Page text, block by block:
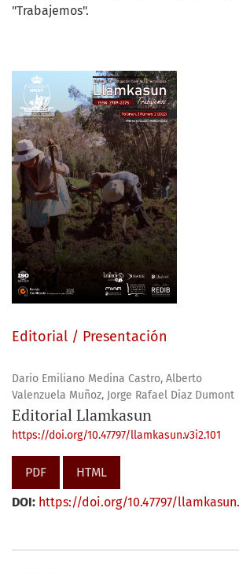
"Trabajemos".
Editorial / Presentación
Dario Emiliano Medina Castro, Alberto
Valenzuela Muñoz, Jorge Rafael Diaz Dumont
Editorial Llamkasun
https://doi.org/10.47797/llamkasun.v3i2.101
PDF
HTML
DOI: https://doi.org/10.47797/